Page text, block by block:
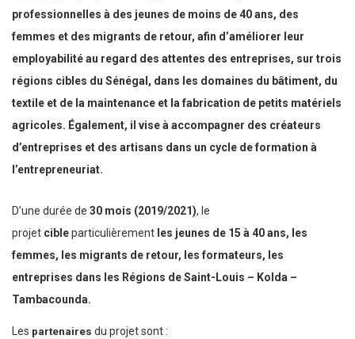
professionnelles à des jeunes de moins de 40 ans, des
femmes et des migrants de retour, afin d’améliorer leur
employabilité au regard des attentes des entreprises, sur trois
régions cibles du Sénégal, dans les domaines du bâtiment, du
textile et de la maintenance et la fabrication de petits matériels
agricoles. Également, il vise à accompagner des créateurs
d’entreprises et des artisans dans un cycle de formation à
l’entrepreneuriat.
D’une durée de 30 mois (2019/2021), le
projet cibleparticulièrement les jeunes de 15 à 40 ans, les
femmes, les migrants de retour, les formateurs, les
entreprises dans les Régions de Saint-Louis – Kolda –
Tambacounda.
Les partenaires du projet sont :